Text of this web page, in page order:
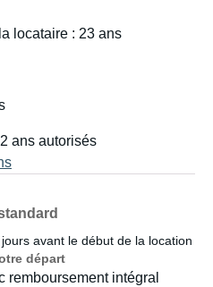
locataire : 23 ans
ans autorisés
avant le début de la location
départ
remboursement intégral